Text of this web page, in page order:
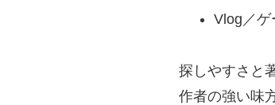
Vlog／ゲ
探しやすさと
作者の強い味